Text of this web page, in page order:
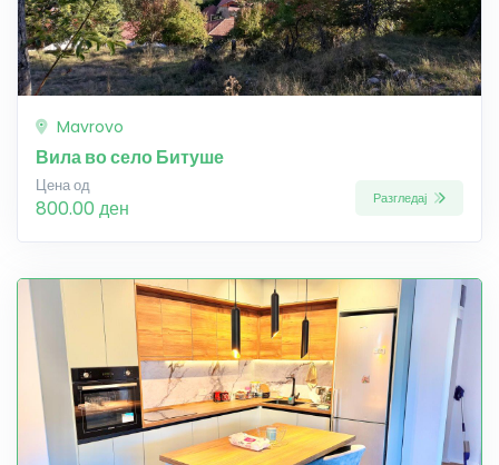
Mavrovo
Вила во село Битуше
Цена од
800.00 ден Разгледај